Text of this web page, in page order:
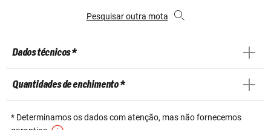
Pesquisar outra mota
Dados técnicos *
Quantidades de enchimento *
* Determinamos os dados com atenção, mas não fornecemos